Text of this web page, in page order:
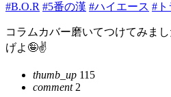
#B.O.R #5番の漢 #ハイエース #ト
コラムカバー磨いてつけてみま
げよ🤪✌️
thumb_up 115
comment2